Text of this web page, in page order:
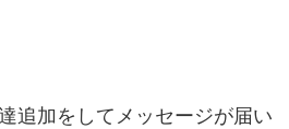
追加をしてメッセージが届い